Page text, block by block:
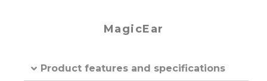
MagicEar
Product features and specifications